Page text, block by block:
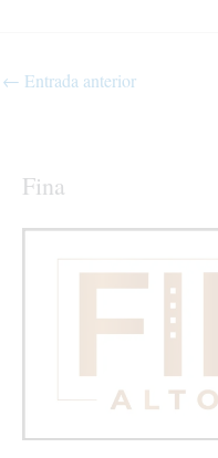
← Entrada anterior
Fina